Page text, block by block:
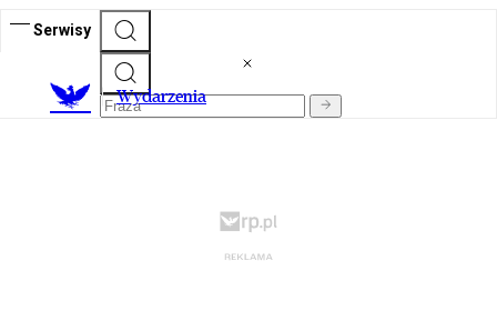
Serwisy
Wydarzenia